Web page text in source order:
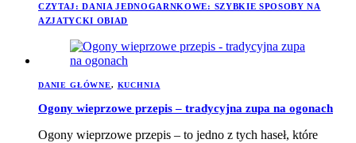
CZYTAJ : DANIA JEDNOGARNKOWE: SZYBKIE SPOSOBY NA
AZJATYCKI OBIAD
DANIE GŁÓWNE, KUCHNIA
Ogony wieprzowe przepis – tradycyjna zupa na ogonach
Ogony wieprzowe przepis – to jedno z tych haseł, które